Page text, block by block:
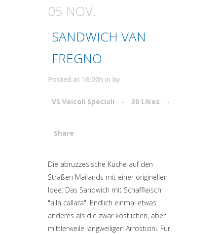
05 NOV.
SANDWICH VAN
FREGNO
Posted at 16:00h in by
VS Veicoli Speciali 30 Likes
Share
Attiva comando
Die abruzzesische Küche auf den
Straßen Mailands mit einer originellen
Idee: Das Sandwich mit Schaffleisch
"alla callara". Endlich einmal etwas
anderes als die zwar köstlichen, aber
mittlerweile langweiligen Arrosticini. Für